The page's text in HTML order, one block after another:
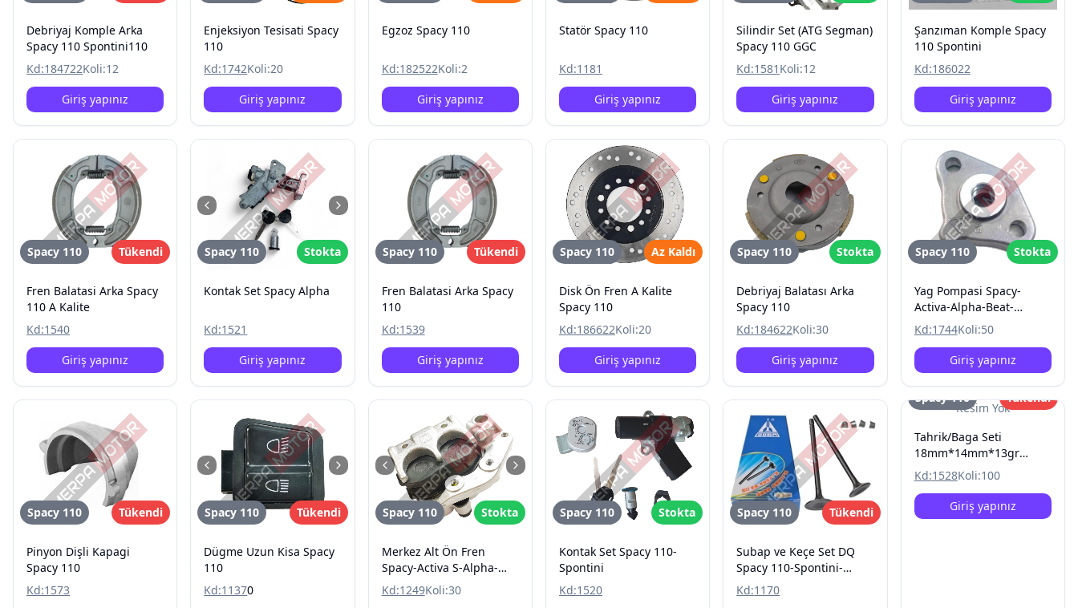
Debriyaj Komple Arka
Spacy 110 Spontini110
Kd:184722Koli:12
Giriş yapınız
Enjeksiyon Tesisati Spacy
110
Kd:1742Koli:20
Giriş yapınız
Egzoz Spacy 110
Kd:182522Koli:2
Giriş yapınız
Statör Spacy 110
Kd:1181
Giriş yapınız
Silindir Set (ATG Segman)
Spacy 110 GGC
Kd:1581 Koli:12
Giriş yapınız
Şanzıman Komple Spacy
110 Spontini
Kd:186022
Giriş yapınız
Spacy 110 Tükendi
Fren Balatasi Arka Spacy
110 A Kalite
Kd:1540
Giriş yapınız
Spacy 110 Stokta
Kontak Set Spacy Alpha
Kd:1521
Giriş yapınız
Spacy 110 Tükendi
Fren Balatasi Arka Spacy
110
Kd:1539
Giriş yapınız
Spacy 110 Az Kaldı
Disk Ön Fren A Kalite
Spacy 110
Kd:186622Koli:20
Giriş yapınız
Spacy 110 Stokta
Debriyaj Balatası Arka
Spacy 110
Kd:184622Koli:30
Giriş yapınız
Spacy 110 Stokta
Yag Pompasi Spacy-
Activa-Alpha-Beat-
Spontini-Speacial
Kd:1744Koli:50
Giriş yapınız
Spacy 110 Tükendi
Pinyon Dişli Kapagi
Spacy 110
Kd:1573
Spacy 110 Tükendi
Dügme Uzun Kisa Spacy
110
Kd:11370
Spacy 110 Stokta
Merkez Alt Ön Fren
Spacy-Activa S-Alpha-
Spontini-STMAX
Kobra2000
Kd:1249Koli:30
Spacy 110 Stokta
Kontak Set Spacy 110-
Spontini
Kd:1520
Spacy 110 Tükendi
Subap ve Keçe Set DQ
Spacy 110-Spontini-
Alpha
Kd:1170
Resim Yok
Spacy 110 Tükendi
Tahrik/Baga Seti
18mm*14mm*13gr
Spacy 110
Kd:1528Koli:100
Giriş yapınız